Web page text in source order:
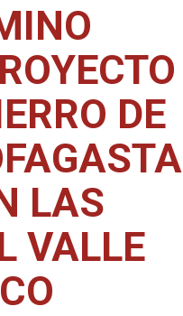
DE
LAS
VALLE